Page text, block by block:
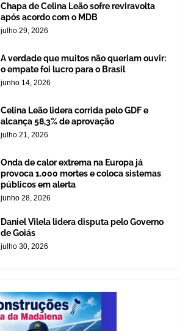
Chapa de Celina Leão sofre reviravolta
após acordo com o MDB
julho 29, 2026
A verdade que muitos não queriam ouvir:
o empate foi lucro para o Brasil
junho 14, 2026
Celina Leão lidera corrida pelo GDF e
alcança 58,3% de aprovação
julho 21, 2026
Onda de calor extrema na Europa já
provoca 1.000 mortes e coloca sistemas
públicos em alerta
junho 28, 2026
Daniel Vilela lidera disputa pelo Governo
de Goiás
julho 30, 2026